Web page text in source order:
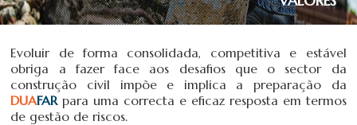
Evoluir de forma consolidada, competitiva e estável
obriga a fazer face aos desafios que o sector da
construção civil impõe e implica a preparação da
DUAFARpara uma correcta e eficaz resposta em termos
de gestão de riscos.